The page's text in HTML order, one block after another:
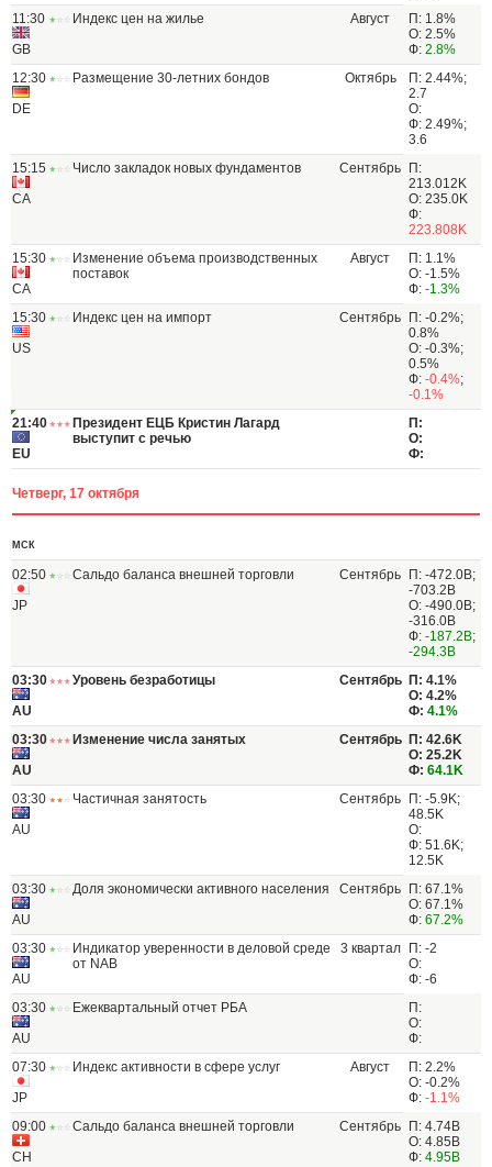
11:30
GB
Индекс цен на жилье Август
П: 1.8%
О: 2.5%
Ф: 2.8%
12:30
DE
Размещение 30-летних бондов Октябрь
П: 2.44%;
2.7
О:
Ф: 2.49%;
3.6
15:15
CA
Число закладок новых фундаментов Сентябрь
П:
213.012K
О: 235.0K
Ф:
223.808K
15:30
CA
Изменение объема производственных
поставок
Август
П: 1.1%
О: -1.5%
Ф: -1.3%
15:30
US
Индекс цен на импорт Сентябрь
П: -0.2%;
0.8%
О: -0.3%;
0.5%
Ф: -0.4%;
-0.1%
21:40
EU
Президент ЕЦБ Кристин Лагард
выступит с речью
П:
О:
Ф:
Четверг, 17 октября
МСК
02:50
JP
Сальдо баланса внешней торговли Сентябрь
П: -472.0B;
-703.2B
О: -490.0B;
-316.0B
Ф: -187.2B;
-294.3B
03:30
AU
Уровень безработицы Сентябрь
П: 4.1%
О: 4.2%
Ф: 4.1%
03:30
AU
Изменение числа занятых Сентябрь
П: 42.6K
О: 25.2K
Ф: 64.1K
03:30
AU
Частичная занятость Сентябрь
П: -5.9K;
48.5K
О:
Ф: 51.6K;
12.5K
03:30
AU
Доля экономически активного населения Сентябрь
П: 67.1%
О: 67.1%
Ф: 67.2%
03:30
AU
Индикатор уверенности в деловой среде
от NAB
3 квартал
П: -2
О:
Ф: -6
03:30
AU
Ежеквартальный отчет РБА
П:
О:
Ф:
07:30
JP
Индекс активности в сфере услуг Август
П: 2.2%
О: -0.2%
Ф: -1.1%
09:00
CH
Сальдо баланса внешней торговли Сентябрь
П: 4.74B
О: 4.85B
Ф: 4.95B